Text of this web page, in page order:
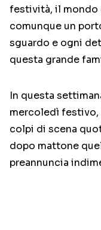
festività, il mondo
comunque un
sguardo e ogni
questa grande
In questa
mercoledì festivo,
colpi di scena
dopo mattone
preannuncia